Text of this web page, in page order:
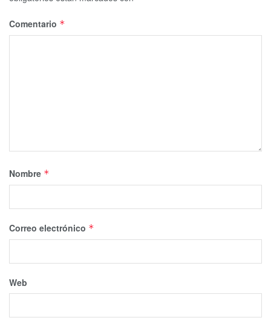
Comentario *
Nombre *
Correo electrónico *
Web